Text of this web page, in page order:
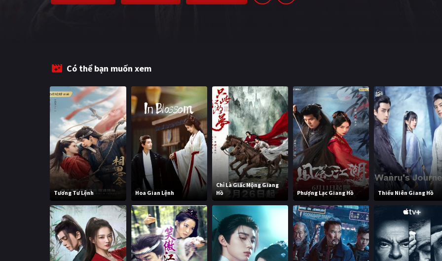
Có thể bạn muốn xem
Tương Tư Lệnh Hoa Gian Lệnh
Chỉ Là Giấc Mộng Giang
Hồ
Phượng Lạc Giang Hồ Thiếu Niên Giang Hồ